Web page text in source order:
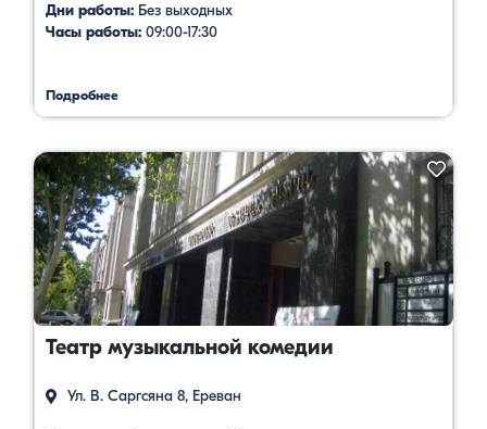
Дни работы: Без выходных
Часы работы: 09:00-17:30
Подробнее
Театр музыкальной комедии
Ул. В. Саргсяна 8, Ереван